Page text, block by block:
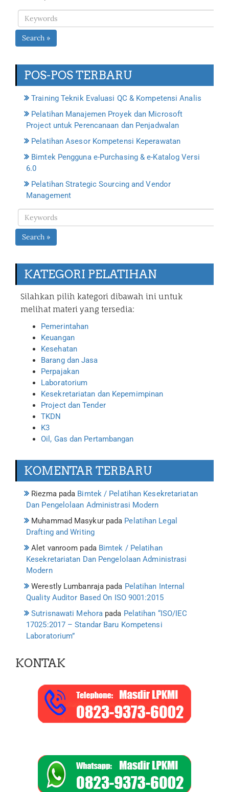
Search »
POS-POS TERBARU
Training Teknik Evaluasi QC & Kompetensi Analis
Pelatihan Manajemen Proyek dan Microsoft
Project untuk Perencanaan dan Penjadwalan
Pelatihan Asesor Kompetensi Keperawatan
Bimtek Pengguna e-Purchasing & e-Katalog Versi
6.0
Pelatihan Strategic Sourcing and Vendor
Management
Search »
KATEGORI PELATIHAN
Silahkan pilih kategori dibawah ini untuk
melihat materi yang tersedia:
Pemerintahan
Keuangan
Kesehatan
Barang dan Jasa
Perpajakan
Laboratorium
Kesekretariatan dan Kepemimpinan
Project dan Tender
TKDN
K3
Oil, Gas dan Pertambangan
KOMENTAR TERBARU
Riezmapada Bimtek / Pelatihan Kesekretariatan
Dan Pengelolaan Administrasi Modern
Muhammad Masykurpada Pelatihan Legal
Drafting and Writing
Alet vanroom pada Bimtek / Pelatihan
Kesekretariatan Dan Pengelolaan Administrasi
Modern
Werestly Lumbanraja pada Pelatihan Internal
Quality Auditor Based On ISO 9001:2015
Sutrisnawati Mehora pada Pelatihan “ISO/IEC
17025:2017 – Standar Baru Kompetensi
Laboratorium”
KONTAK